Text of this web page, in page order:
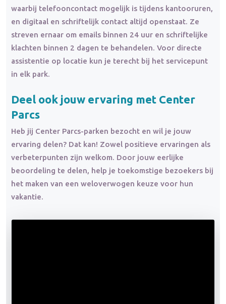
waarbij telefooncontact mogelijk is tijdens kantooruren,
en digitaal en schriftelijk contact altijd openstaat. Ze
streven ernaar om emails binnen 24 uur en schriftelijke
klachten binnen 2 dagen te behandelen. Voor directe
assistentie op locatie kun je terecht bij het servicepunt
in elk park.
Deel ook jouw ervaring met Center
Parcs
Heb jij Center Parcs-parken bezocht en wil je jouw
ervaring delen? Dat kan! Zowel positieve ervaringen als
verbeterpunten zijn welkom. Door jouw eerlijke
beoordeling te delen, help je toekomstige bezoekers bij
het maken van een weloverwogen keuze voor hun
vakantie.